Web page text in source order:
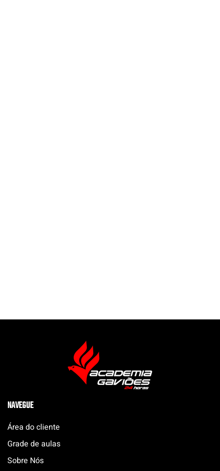
NAVEGUE
Área do cliente
Grade de aulas
Sobre Nós